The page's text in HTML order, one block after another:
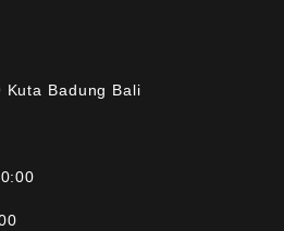
Kuta Badung Bali